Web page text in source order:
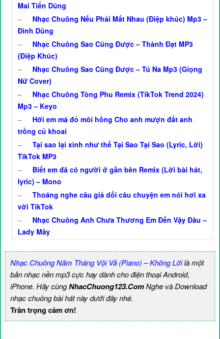
Mai Tiến Dũng
–
Nhạc Chuông Nếu Phải Mất Nhau (Điệp khúc) Mp3 –
Đình Dũng
–
Nhạc Chuông Sao Cũng Được – Thành Đạt MP3
(Điệp Khúc)
–
Nhạc Chuông Sao Cũng Được – Tú Na Mp3 (Giọng
Nữ Cover)
–
Nhạc Chuông Tòng Phu Remix (TikTok Trend 2024)
Mp3 – Keyo
–
Hỡi em má đỏ môi hồng Cho anh mượn đất anh
trồng củ khoai
–
Tại sao lại xinh như thế Tại Sao Tại Sao (Lyric, Lời)
TikTok MP3
–
Biết em đã có người ở gần bên Remix (Lời bài hát,
lyric) – Mono
–
Thoáng nghe câu giả dối câu chuyện em nói hơi xa
vời TikTok
–
Nhạc Chuông Anh Chưa Thương Em Đến Vậy Đâu –
Lady Mây
Nhạc Chuông Năm Tháng Vội Vã (Piano) – Không Lờilà một
bản nhạc nền mp3 cực hay dành cho điện thoại Android,
iPhone. Hãy cùngNhacChuong123.ComNghe và Download
nhạc chuông bài hát này dưới đây nhé.
Trân trọng cảm ơn!